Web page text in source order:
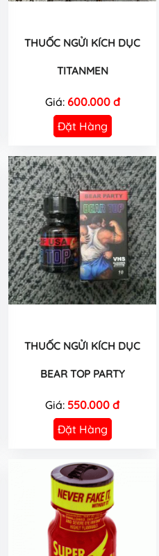
THUỐC NGỬI KÍCH DỤC
TITANMEN
Giá: 600.000 đ
Đặt Hàng
THUỐC NGỬI KÍCH DỤC
BEAR TOP PARTY
Giá: 550.000 đ
Đặt Hàng